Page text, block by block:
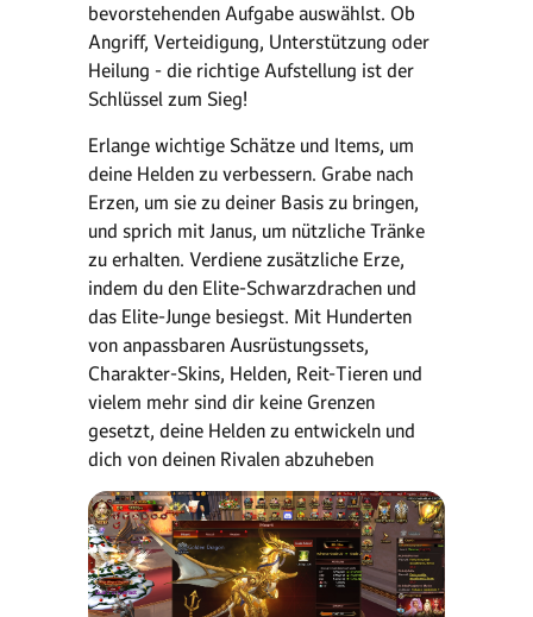
bevorstehenden Aufgabe auswählst. Ob
Angriff, Verteidigung, Unterstützung oder
Heilung - die richtige Aufstellung ist der
Schlüssel zum Sieg!
Erlange wichtige Schätze und Items, um
deine Helden zu verbessern. Grabe nach
Erzen, um sie zu deiner Basis zu bringen,
und sprich mit Janus, um nützliche Tränke
zu erhalten. Verdiene zusätzliche Erze,
indem du den Elite-Schwarzdrachen und
das Elite-Junge besiegst. Mit Hunderten
von anpassbaren Ausrüstungssets,
Charakter-Skins, Helden, Reit-Tieren und
vielem mehr sind dir keine Grenzen
gesetzt, deine Helden zu entwickeln und
dich von deinen Rivalen abzuheben